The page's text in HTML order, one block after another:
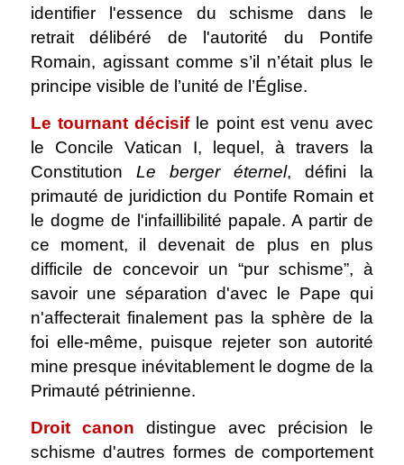
identifier l'essence du schisme dans le
retrait délibéré de l'autorité du Pontife
Romain, agissant comme s’il n’était plus le
principe visible de l’unité de l’Église.
Le tournant décisifle point est venu avec
le Concile Vatican I, lequel, à travers la
Constitution Le berger éternel, défini la
primauté de juridiction du Pontife Romain et
le dogme de l'infaillibilité papale. A partir de
ce moment, il devenait de plus en plus
difficile de concevoir un “pur schisme”, à
savoir une séparation d'avec le Pape qui
n'affecterait finalement pas la sphère de la
foi elle-même, puisque rejeter son autorité
mine presque inévitablement le dogme de la
Primauté pétrinienne.
Droit canon distingue avec précision le
schisme d'autres formes de comportement